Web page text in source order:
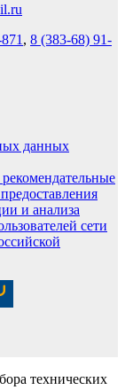
, 8 (383-68) 91-
данных
и анализа
сети
технических